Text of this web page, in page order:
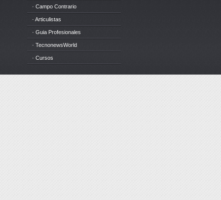
· Campo Contrario
· Articulistas
· Guia Profesionales
· TecnonewsWorld
· Cursos